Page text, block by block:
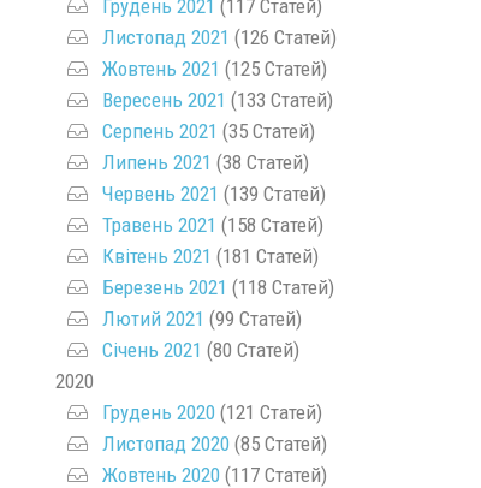
Грудень 2021 (117 Статей)
Листопад 2021 (126 Статей)
Жовтень 2021 (125 Статей)
Вересень 2021 (133 Статей)
Серпень 2021 (35 Статей)
Липень 2021 (38 Статей)
Червень 2021 (139 Статей)
Травень 2021 (158 Статей)
Квітень 2021 (181 Статей)
Березень 2021 (118 Статей)
Лютий 2021 (99 Статей)
Січень 2021 (80 Статей)
2020
Грудень 2020(121 Статей)
Листопад 2020(85 Статей)
Жовтень 2020(117 Статей)